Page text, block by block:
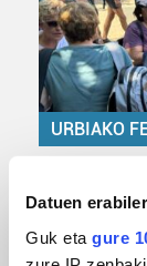
Datuen
Guk eta gure
URBIAKO